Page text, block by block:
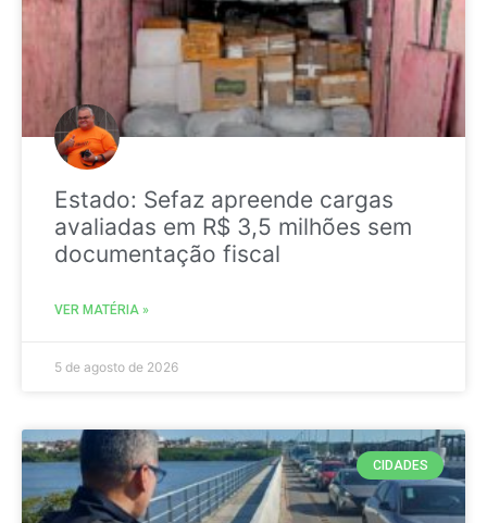
Estado: Sefaz apreende cargas
avaliadas em R$ 3,5 milhões sem
documentação fiscal
VER MATÉRIA »
5 de agosto de 2026
CIDADES